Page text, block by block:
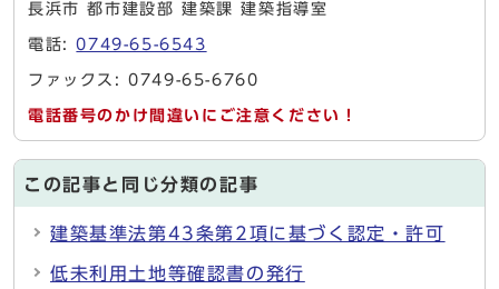
長浜市 都市建設部 建築課 建築指導室
電話:0749-65-6543
ファックス: 0749-65-6760
電話番号のかけ間違いにご注意ください！
この記事と同じ分類の記事
建築基準法第43条第2項に基づく認定・許可
低未利用土地等確認書の発行